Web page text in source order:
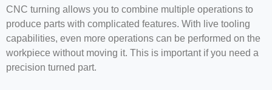
CNC turning allows you to combine multiple operations to
produce parts with complicated features. With live tooling
capabilities, even more operations can be performed on the
workpiece without moving it. This is important if you need a
precision turned part.